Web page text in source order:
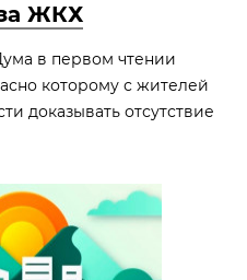
за ЖКХ
в первом чтении
которому с жителей
доказывать отсутствие